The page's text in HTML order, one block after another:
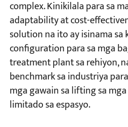
complex. Kinikilala para sa
adaptability at cost-
solution na ito ay isinama sa
configuration para sa mga
treatment plant sa rehiyon,
benchmark sa industriya
mga gawain sa lifting sa
limitado sa espasyo.